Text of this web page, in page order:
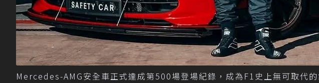
Mercedes-AMG安全車正式達成第500場登場紀錄，成為F1史上無可取代